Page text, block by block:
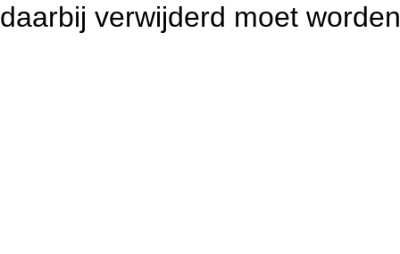
daarbij verwijderd moet